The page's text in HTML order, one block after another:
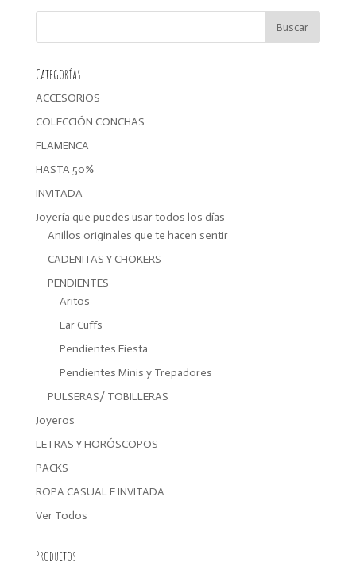
era:
es:
Categorías
ACCESORIOS
COLECCIÓN CONCHAS
FLAMENCA
HASTA 50%
INVITADA
Joyería que puedes usar todos los días
Anillos originales que te hacen sentir
CADENITAS Y CHOKERS
PENDIENTES
Aritos
Ear Cuffs
Pendientes Fiesta
Pendientes Minis y Trepadores
PULSERAS/ TOBILLERAS
Joyeros
LETRAS Y HORÓSCOPOS
PACKS
ROPA CASUAL E INVITADA
Ver Todos
Productos